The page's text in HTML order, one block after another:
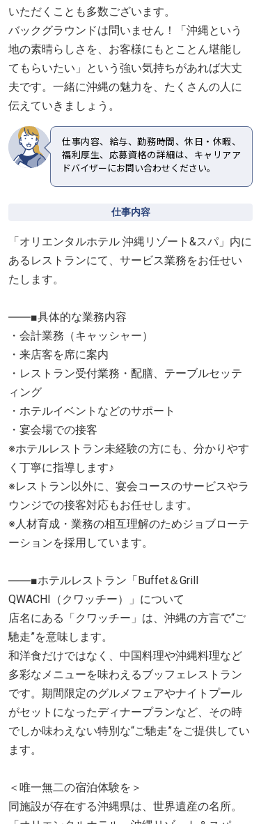
いただくことも多数ございます。
バックグラウンドは問いません！「沖縄という
地の素晴らしさを、お客様にもとことん堪能し
てもらいたい」という強い気持ちがあれば大丈
夫です。一緒に沖縄の魅力を、たくさんの人に
伝えていきましょう。
仕事内容、給与、勤務時間、休日・休暇、
福利厚生、応募資格の詳細は、キャリアア
ドバイザーにお問い合わせください。
仕事内容
「オリエンタルホテル 沖縄リゾート&スパ」内に
あるレストランにて、サービス業務をお任せい
たします。
――■具体的な業務内容
・会計業務（キャッシャー）
・来店客を席に案内
・レストラン受付業務・配膳、テーブルセッテ
ィング
・ホテルイベントなどのサポート
・宴会場での接客
※ホテルレストラン未経験の方にも、分かりやす
く丁寧に指導します♪
※レストラン以外に、宴会コースのサービスやラ
ウンジでの接客対応もお任せします。
※人材育成・業務の相互理解のためジョブローテ
ーションを採用しています。
――■ホテルレストラン「Buffet＆Grill
QWACHI（クワッチー）」について
店名にある「クワッチー」は、沖縄の方言で“ご
馳走”を意味します。
和洋食だけではなく、中国料理や沖縄料理など
多彩なメニューを味わえるブッフェレストラン
です。期間限定のグルメフェアやナイトプール
がセットになったディナープランなど、その時
でしか味わえない特別な“ご馳走”をご提供してい
ます。
＜唯一無二の宿泊体験を＞
同施設が存在する沖縄県は、世界遺産の名所。